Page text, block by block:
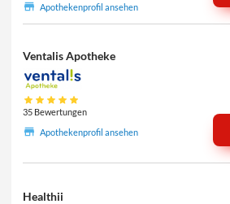
Apothekenprofil ansehen
Ventalis Apotheke
35 Bewertungen
Apothekenprofil ansehen
Healthii